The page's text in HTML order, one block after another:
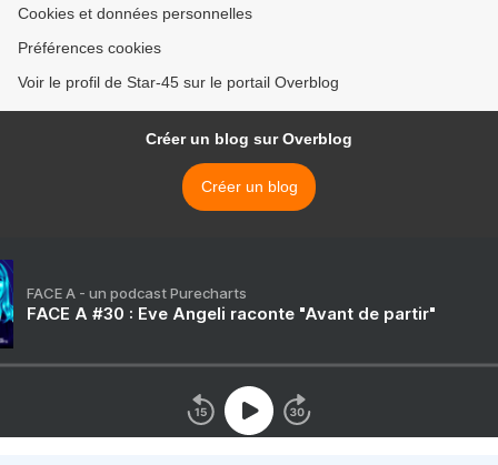
Cookies et données personnelles
Préférences cookies
Voir le profil de Star-45 sur le portail Overblog
Créer un blog sur Overblog
Créer un blog
FACE A - un podcast Purecharts
FACE A #30 : Eve Angeli raconte "Avant de partir"